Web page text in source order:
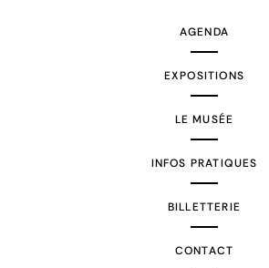
AGENDA
EXPOSITIONS
LE MUSÉE
INFOS PRATIQUES
BILLETTERIE
CONTACT